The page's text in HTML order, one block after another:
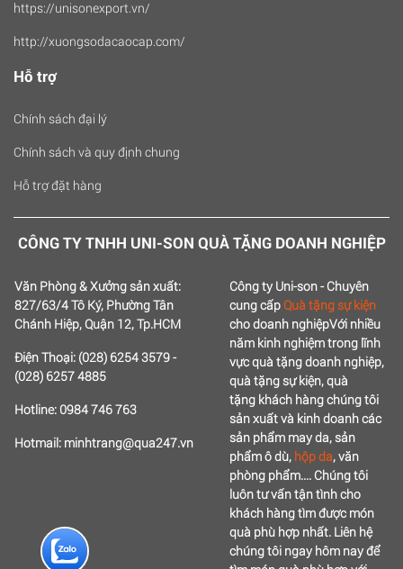
https://unisonexport.vn/
http://xuongsodacaocap.com/
Hỗ trợ
Chính sách đại lý
Chính sách và quy định chung
Hỗ trợ đặt hàng
CÔNG TY TNHH UNI-SON QUÀ TẶNG DOANH NGHIỆP
Văn Phòng & Xưởng sản xuất:
827/63/4 Tô Ký, Phường Tân
Chánh Hiệp, Quận 12, Tp.HCM
Điện Thoại: (028) 6254 3579 -
(028) 6257 4885
Hotline: 0984 746 763
Hotmail: minhtrang@qua247.vn
Công ty Uni-son - Chuyên
cung cấp Quà tặng sự kiện
cho doanh nghiệpVới nhiều
năm kinh nghiệm trong lĩnh
vực quà tặng doanh nghiệp,
quà tặng sự kiện, quà
tặng khách hàng chúng tôi
sản xuất và kinh doanh các
sản phẩm may da, sản
phẩm ô dù, hộp da, văn
phòng phẩm.... Chúng tôi
luôn tư vấn tận tình cho
khách hàng tìm được món
quà phù hợp nhất. Liên hệ
chúng tôi ngay hôm nay để